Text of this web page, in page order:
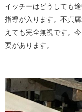
イッチーはどうしても
指導が入ります。不貞
えても完全無視です。
要があります。